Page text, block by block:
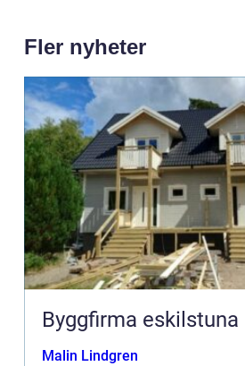
Fler nyheter
Byggfirma eskilstuna
Malin Lindgren